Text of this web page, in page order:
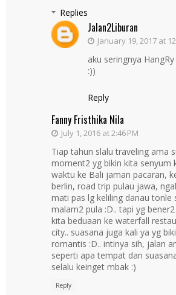
Replies
Jalan2Liburan
January 19, 2017 at
aku seringnya
:))
Reply
Fanny Fristhika Nila
July 1, 2016 at 2:46 PM
Tiap tahun slalu traveling ama
moment2 yg bikin kita senyum
waktu ke Bali jaman pacaran,
berlin, road trip pulau jawa,
mati pas lg keliling danau tonle
malam2 pula :D.. tapi yg
kita beduaan ke waterfall
city.. suasana juga kali ya yg
romantis :D.. intinya sih, jalan
seperti apa tempat dan
selalu keinget mbak :)
Reply